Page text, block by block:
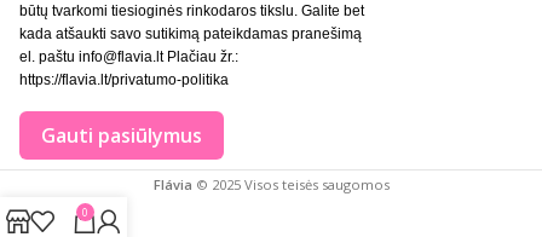
būtų tvarkomi tiesioginės rinkodaros tikslu. Galite bet
kada atšaukti savo sutikimą pateikdamas pranešimą
el. paštu info@flavia.lt Plačiau žr.:
https://flavia.lt/privatumo-politika
Gauti pasiūlymus
Flávia © 2025 Visos teisės saugomos
0